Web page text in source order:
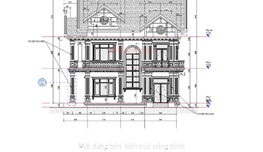
Mặt đứng bên kiến trúc công trình